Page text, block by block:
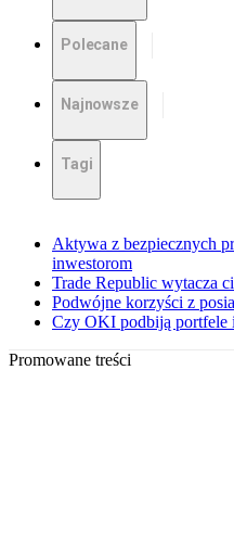
Polecane
Najnowsze
Tagi
Aktywa z bezpiecznych
inwestorom
Trade Republic wytacza
Podwójne korzyści z
Czy OKI podbiją portfele
Promowane treści